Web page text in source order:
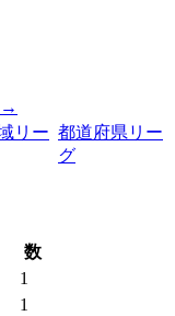
→
リー 都道府県リー
グ
数
1
1